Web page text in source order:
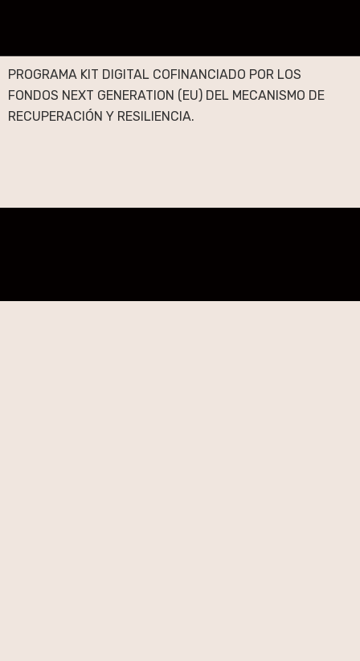
PROGRAMA KIT DIGITAL COFINANCIADO POR LOS
FONDOS NEXT GENERATION (EU) DEL MECANISMO DE
RECUPERACIÓN Y RESILIENCIA.